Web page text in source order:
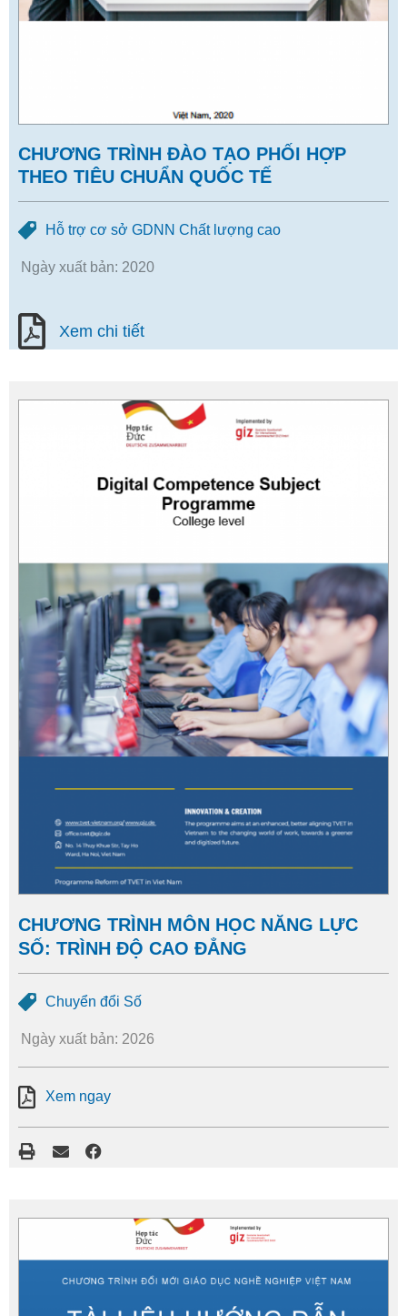
CHƯƠNG TRÌNH ĐÀO TẠO PHỐI HỢP
THEO TIÊU CHUẨN QUỐC TẾ
Hỗ trợ cơ sở GDNN Chất lượng cao
Ngày xuất bản: 2020
Xem chi tiết
CHƯƠNG TRÌNH MÔN HỌC NĂNG LỰC
SỐ: TRÌNH ĐỘ CAO ĐẲNG
Chuyển đổi Số
Ngày xuất bản: 2026
Xem ngay